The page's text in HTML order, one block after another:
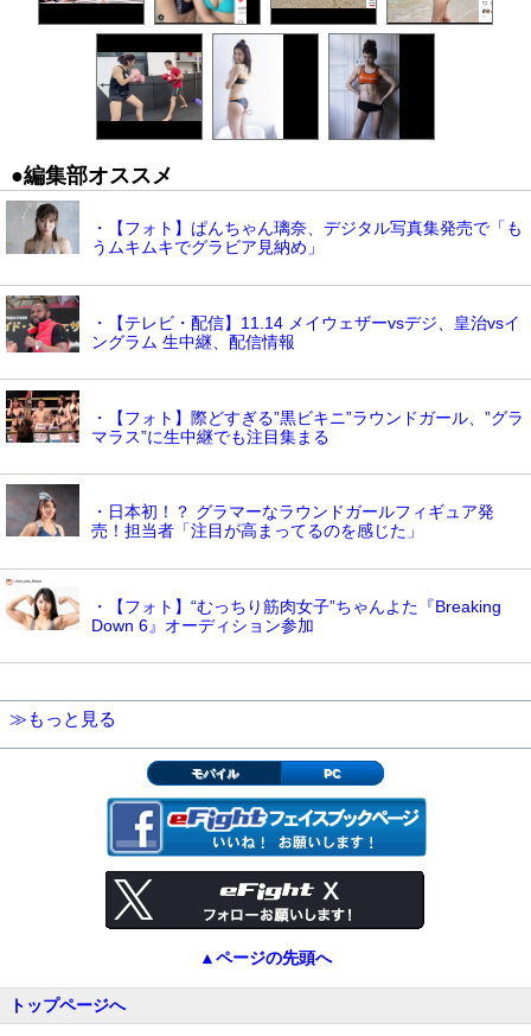
●編集部オススメ
・【フォト】ぱんちゃん璃奈、デジタル写真集発売で「も
うムキムキでグラビア見納め」
・【テレビ・配信】11.14 メイウェザーvsデジ、皇治vsイ
ングラム 生中継、配信情報
・【フォト】際どすぎる”黒ビキニ”ラウンドガール、”グラ
マラス”に生中継でも注目集まる
・日本初！？ グラマーなラウンドガールフィギュア発
売！担当者「注目が高まってるのを感じた」
・【フォト】“むっちり筋肉女子”ちゃんよた『Breaking
Down 6』オーディション参加
≫もっと見る
モバイル PC
▲ページの先頭へ
トップページへ